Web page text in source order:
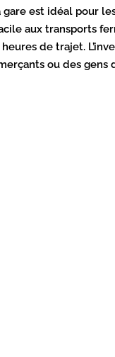
est idéal pour
aux transports
de trajet.
ou des gens